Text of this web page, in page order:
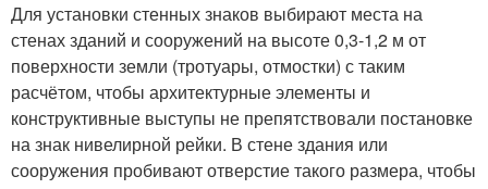
Для установки стенных знаков выбирают места на
стенах зданий и сооружений на высоте 0,3-1,2 м от
поверхности земли (тротуары, отмостки) с таким
расчётом, чтобы архитектурные элементы и
конструктивные выступы не препятствовали постановке
на знак нивелирной рейки. В стене здания или
сооружения пробивают отверстие такого размера, чтобы